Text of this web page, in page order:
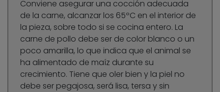
Conviene asegurar una cocción adecuada
de la carne, alcanzar los 65ºC en el interior de
la pieza, sobre todo si se cocina entero. La
carne de pollo debe ser de color blanco o un
poco amarilla, lo que indica que el animal se
ha alimentado de maíz durante su
crecimiento. Tiene que oler bien y la piel no
debe ser pegajosa, será lisa, tersa y sin